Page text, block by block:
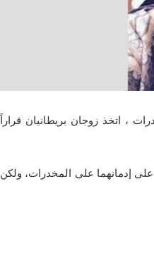
، اتخذ زوجان بريطانيان قراراً
وزوجها كريستوفر لينلي (34 عاماً) للتغلب على إدمانهما على المخدرات، ولكن